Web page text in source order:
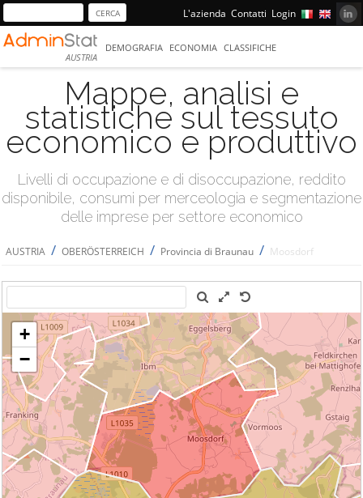
L'azienda Contatti Login
AUSTRIA
DEMOGRAFIA ECONOMIA CLASSIFICHE
Mappe, analisi e
statistiche sul tessuto
economico e produttivo
Livelli di occupazione e di disoccupazione, reddito
disponibile, consumi per merceologia e segmentazione
delle imprese per settore economico
AUSTRIA / OBERÖSTERREICH / Provincia di Braunau / Moosdorf